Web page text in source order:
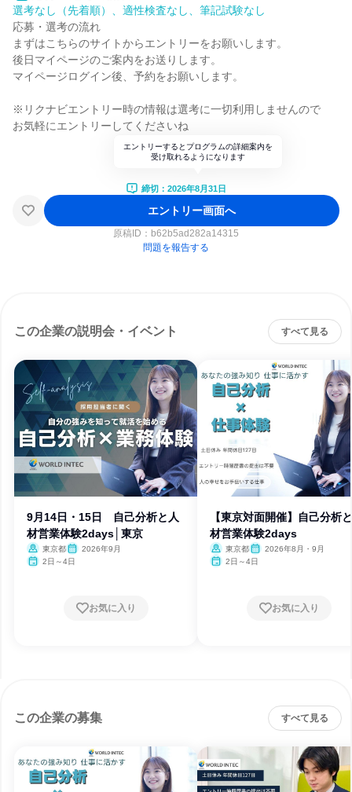
選考なし（先着順）、適性検査なし、筆記試験なし
応募・選考の流れ
まずはこちらのサイトからエントリーをお願いします。
後日マイページのご案内をお送りします。
マイページログイン後、予約をお願いします。
※リクナビエントリー時の情報は選考に一切利用しませんので
お気軽にエントリーしてくださいね
エントリーするとプログラムの詳細案内を
受け取れるようになります
締切：2026年8月31日
エントリー画面へ
原稿ID： b62b5ad282a14315
問題を報告する
この企業の説明会・イベント すべて見る
9月14日・15日 自己分析と人
材営業体験2days│東京
東京都
2026年9月
2日～4日
お気に入り
【東京対面開催】自己分析
材営業体験2days
東京都
2026年8月・9月
2日～4日
お気に入り
この企業の募集 すべて見る